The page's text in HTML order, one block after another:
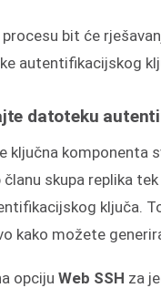
procesu bit će
autentifikacijskog
datoteku
ključna komponenta
skupa replika
ključa.
kako možete
opcijuWeb SSH za